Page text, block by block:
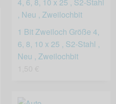
1 Bit Zweiloch Größe 4,
6, 8, 10 x 25 , S2-Stahl ,
Neu , Zweilochbit